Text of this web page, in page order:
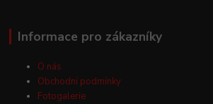
Informace pro zákazníky
O nás
Obchodní podmínky
Fotogalerie